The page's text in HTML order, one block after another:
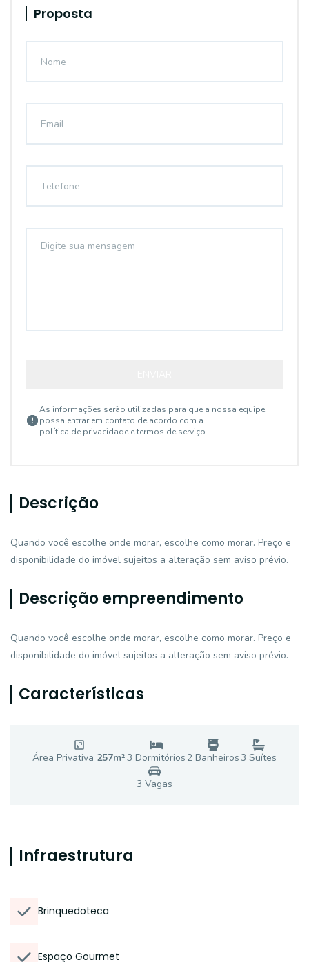
Proposta
As informações serão utilizadas para que a nossa equipe
possa entrar em contato de acordo com a
política de privacidade e termos de serviço
Descrição
Quando você escolhe onde morar, escolhe como morar. Preço e
disponibilidade do imóvel sujeitos a alteração sem aviso prévio.
Descrição empreendimento
Quando você escolhe onde morar, escolhe como morar. Preço e
disponibilidade do imóvel sujeitos a alteração sem aviso prévio.
Características
Área Privativa 257m²3 Dormitórios 2 Banheiros3 Suítes
3 Vagas
Infraestrutura
Brinquedoteca
Espaço Gourmet